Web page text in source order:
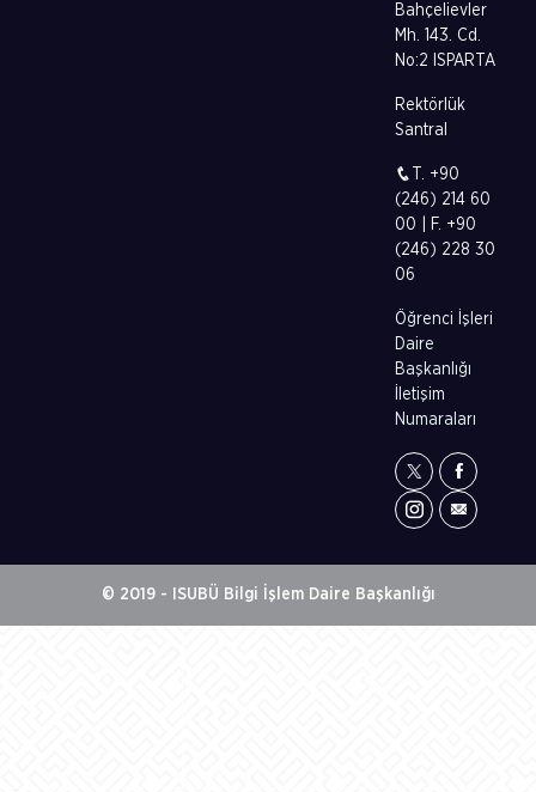
Bahçelievler
Mh. 143. Cd.
No:2 ISPARTA
Rektörlük
Santral
T. +90
(246) 214 60
00 | F. +90
(246) 228 30
06
Öğrenci İşleri
Daire
Başkanlığı
İletişim
Numaraları
© 2019 - ISUBÜ Bilgi İşlem Daire Başkanlığı